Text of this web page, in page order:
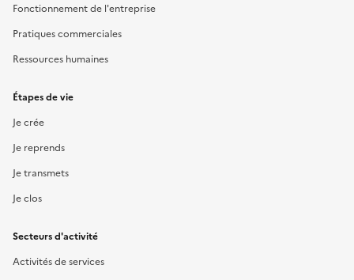
Fonctionnement de l'entreprise
Pratiques commerciales
Ressources humaines
Étapes de vie
Je crée
Je reprends
Je transmets
Je clos
Secteurs d'activité
Activités de services